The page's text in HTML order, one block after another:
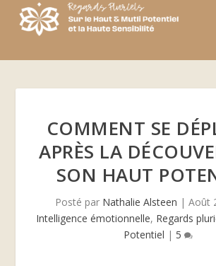
COMMENT SE
APRÈS LA
SON HAUT
Posté par Nathalie Alsteen | Août
Intelligence émotionnelle, Regards
Potentiel | 5